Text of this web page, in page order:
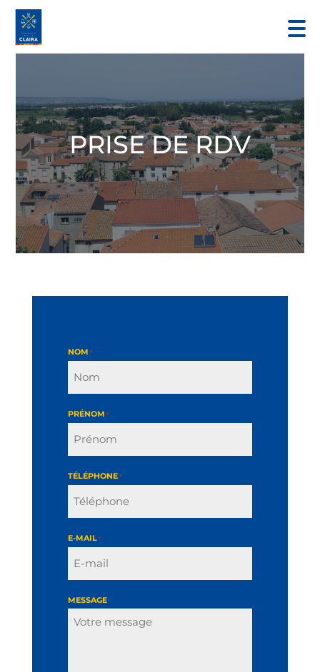
PRISE DE RDV
NOM *
PRÉNOM *
TÉLÉPHONE *
E-MAIL *
MESSAGE